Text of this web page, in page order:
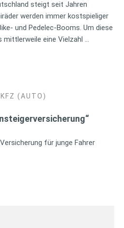
steigt seit Jahren
werden immer kostspieliger
und Pedelec-Booms. Um diese
mittlerweile eine Vielzahl …
KFZ (AUTO)
für junge Fahrer